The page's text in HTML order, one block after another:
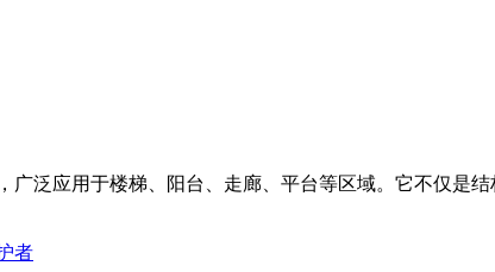
泛应用于楼梯、阳台、走廊、平台等区域。它不仅是